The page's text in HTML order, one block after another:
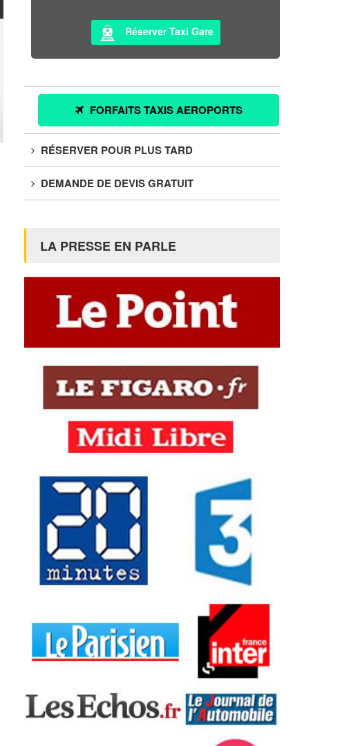
Réserver Taxi Gare
FORFAITS TAXIS AEROPORTS
RÉSERVER POUR PLUS TARD
DEMANDE DE DEVIS GRATUIT
LA PRESSE EN PARLE